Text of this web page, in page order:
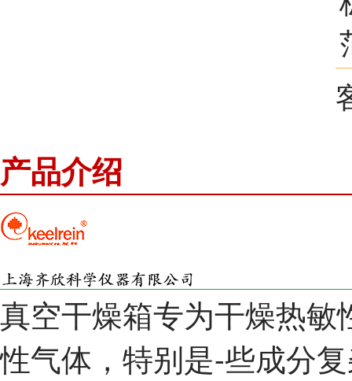
产品介绍
真空干燥箱专为干燥热
性气体，特别是-些成分